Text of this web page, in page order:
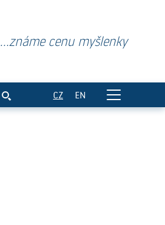
...známe cenu myšlenky
CZ EN